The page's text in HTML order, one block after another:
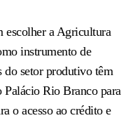
escolher a Agricultura
instrumento de
do setor produtivo têm
Palácio Rio Branco para
o acesso ao crédito e